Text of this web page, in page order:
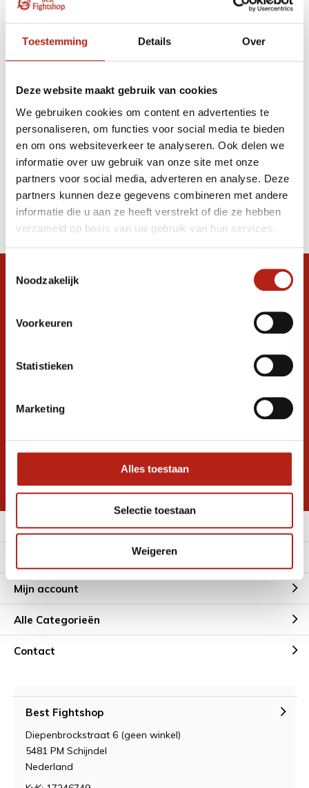
Toestemming Details Over
Deze website maakt gebruik van cookies
We gebruiken cookies om content en advertenties te
personaliseren, om functies voor social media te bieden
en om ons websiteverkeer te analyseren. Ook delen we
informatie over uw gebruik van onze site met onze
partners voor social media, adverteren en analyse. Deze
partners kunnen deze gegevens combineren met andere
informatie die u aan ze heeft verstrekt of die ze hebben
verzameld op basis van uw gebruik van hun services.
Noodzakelijk
Voorkeuren
Statistieken
Marketing
Alles toestaan
Selectie toestaan
Weigeren
Apply filters
Producten getagd met
Alien voetbeschermer
Producten
Filter
Sorteren op
Snel antwoord op je vraag?
graag verder. 24/7
Ontvang de nieuwste aanbiedingen en
Inschrijven voor
* Lees hier de wettelijke beperkingen
Meer informatie
Mijn account
Alle Categorieën
Contact
Best Fightshop
Diepenbrockstraat 6 (geen winkel)
5481 PM Schijndel
Nederland